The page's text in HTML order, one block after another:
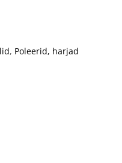
, Poleerid, harjad